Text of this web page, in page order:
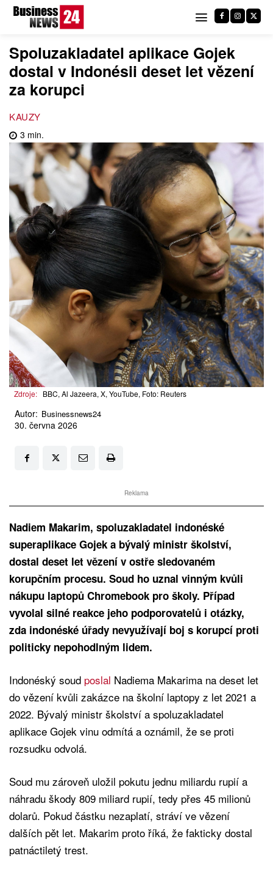
Spoluzakladatel aplikace Gojek
dostal v Indonésii deset let vězení
za korupci
KAUZY
3 min.
Zdroje: BBC, Al Jazeera, X, YouTube, Foto: Reuters
Autor: Businessnews24
30. června 2026
Reklama
Nadiem Makarim, spoluzakladatel indonéské
superaplikace Gojek a bývalý ministr školství,
dostal deset let vězení v ostře sledovaném
korupčním procesu. Soud ho uznal vinným kvůli
nákupu laptopů Chromebook pro školy. Případ
vyvolal silné reakce jeho podporovatelů i otázky,
zda indonéské úřady nevyužívají boj s korupcí proti
politicky nepohodlným lidem.
Indonéský soud poslal Nadiema Makarima na deset let
do vězení kvůli zakázce na školní laptopy z let 2021 a
2022. Bývalý ministr školství a spoluzakladatel
aplikace Gojek vinu odmítá a oznámil, že se proti
rozsudku odvolá.
Soud mu zároveň uložil pokutu jednu miliardu rupií a
náhradu škody 809 miliard rupií, tedy přes 45 milionů
dolarů. Pokud částku nezaplatí, stráví ve vězení
dalších pět let. Makarim proto říká, že fakticky dostal
patnáctiletý trest.